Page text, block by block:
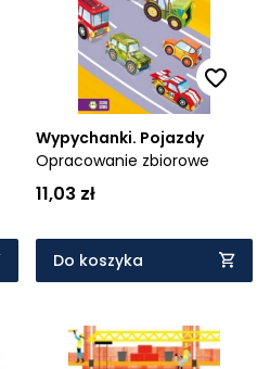
Wypychanki. Pojazdy
Opracowanie zbiorowe
11,03 zł
Do koszyka